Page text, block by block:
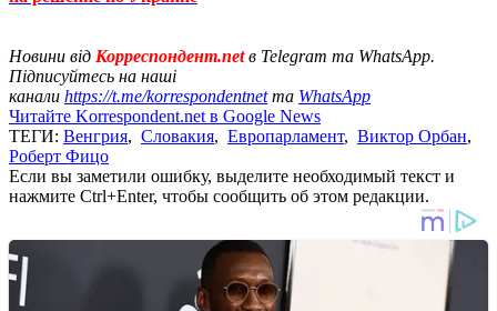
Новини від Корреспондент.netв Telegram та WhatsApp.
Підписуйтесь на наші
канали https://t.me/korrespondentnetта WhatsApp
Читайте Korrespondent.net в Google News
ТЕГИ: Венгрия, Словакия, Европарламент, Виктор Орбан,
Роберт Фицо
Если вы заметили ошибку, выделите необходимый текст и
нажмите Ctrl+Enter, чтобы сообщить об этом редакции.